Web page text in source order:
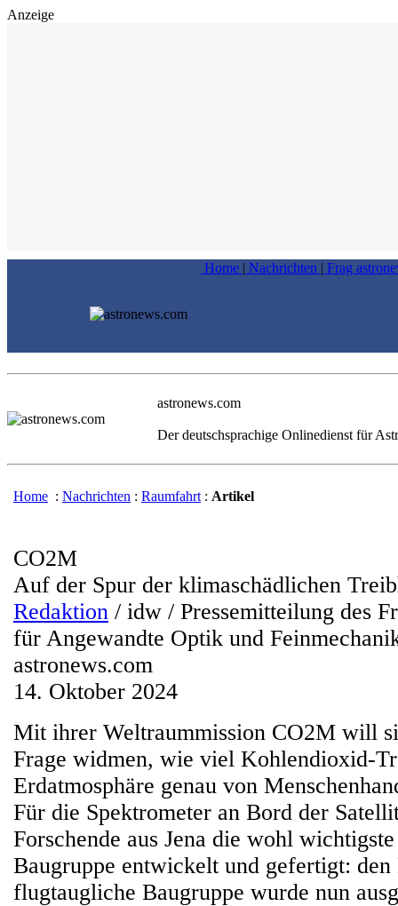
Anzeige
Home | Nachrichten | Frag
astronews.com
Der deutschsprachige Onlinedienst für
Home : Nachrichten : Raumfahrt : Artikel
CO2M
Auf der Spur der klimaschädlichen
Redaktion / idw / Pressemitteilung des
für Angewandte Optik und
astronews.com
14. Oktober 2024
Mit ihrer Weltraummission CO2M will
Frage widmen, wie viel Kohlendioxid-
Erdatmosphäre genau von
Für die Spektrometer an Bord der
Forschende aus Jena die wohl
Baugruppe entwickelt und gefertigt: den
flugtaugliche Baugruppe wurde nun